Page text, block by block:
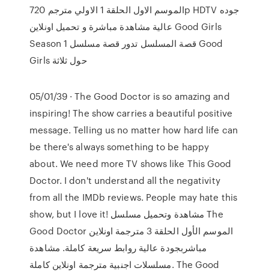
الموسم الاول الحلقة 1 الاولي مترجم 720p HDTV جوده
عالية مشاهدة مباشرة و تحميل اونلاين Good Girls
Season 1 قصة المسلسل تدور قصة مسلسل Good
Girls حول ثلاثة
05/01/39 · The Good Doctor is so amazing and
inspiring! The show carries a beautiful positive
message. Telling us no matter how hard life can
be there's always something to be happy
about. We need more TV shows like This Good
Doctor. I don't understand all the negativity
from all the IMDb reviews. People may hate this
show, but I love it! مشاهدة وتحميل مسلسل The
Good Doctor الموسم الأول الحلقة 3 مترجمة اونلاين
مباشربجودة عالية روابط سريعة كاملة. مشاهدة
مسلسلات اجنبية مترجمة اونلاين كاملة. The Good